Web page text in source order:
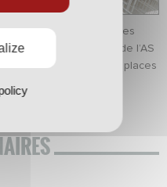
par Steve Kondo, les
des joueurs de l’AS
dédicaces, des lots et places